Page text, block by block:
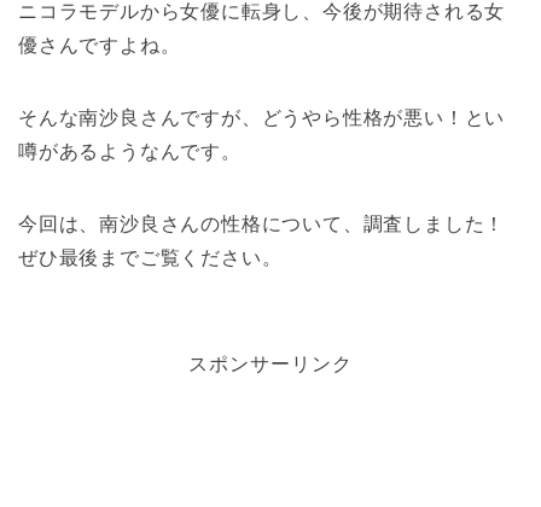
ニコラモデルから女優に転身し、今後が期待される女
優さんですよね。
そんな南沙良さんですが、どうやら性格が悪い！とい
噂があるようなんです。
今回は、南沙良さんの性格について、調査しました！
ぜひ最後までご覧ください。
スポンサーリンク